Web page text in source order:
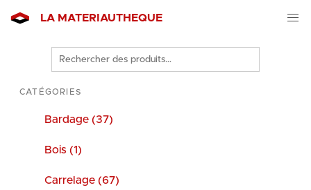
LA MATERIAUTHEQUE
Rechercher
des
produits
CATÉGORIES
Bardage (37)
Bois (1)
Carrelage (67)